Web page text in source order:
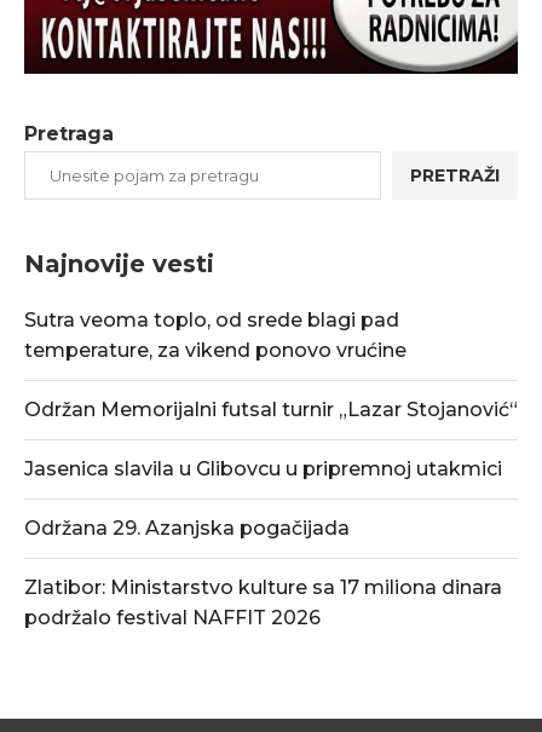
Pretraga
PRETRAŽI
Najnovije vesti
Sutra veoma toplo, od srede blagi pad
temperature, za vikend ponovo vrućine
Održan Memorijalni futsal turnir „Lazar Stojanović“
Jasenica slavila u Glibovcu u pripremnoj utakmici
Održana 29. Azanjska pogačijada
Zlatibor: Ministarstvo kulture sa 17 miliona dinara
podržalo festival NAFFIT 2026